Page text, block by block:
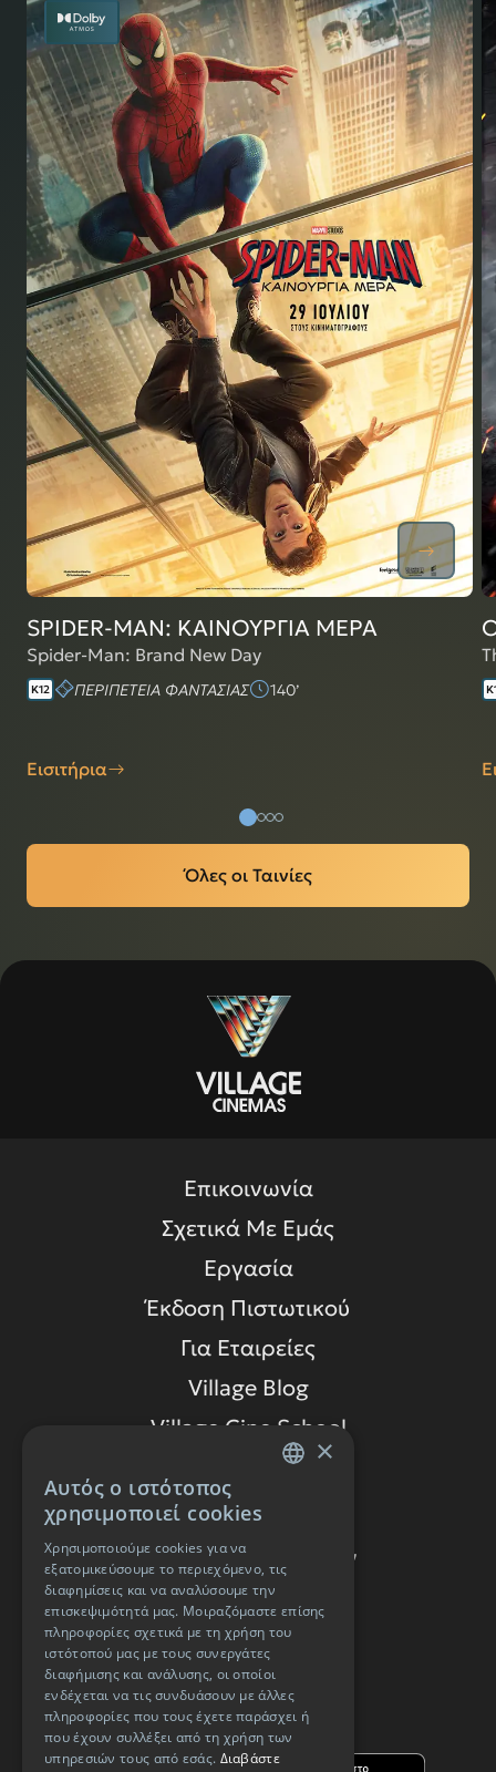
SPIDER-MAN: ΚΑΙΝΟΥΡΓΙΑ ΜΕΡΑ
Spider-Man: Brand New Day
Κ12 ΠΕΡΙΠΕΤΕΙΑ ΦΑΝΤΑΣΙΑΣ 140
Εισιτήρια
Όλες οι Ταινίες
Επικοινωνία
Σχετικά Με Εμάς
Εργασία
Έκδοση Πιστωτικού
Για Εταιρείες
Village Blog
Village Cine School
Όροι χρήσης
Πολιτική απορρήτου
Κατηγορίες Εισιτηρίων
ΕΣΠΑ
Προσφορές
Village Care
ΑΠΟΚΤΗΣΕ ΤΗΝ ΕΦΑΡΜΟΓΗ
×
Αυτός ο ιστότοπος
χρησιμοποιεί cookies
Χρησιμοποιούμε cookies για να
εξατομικεύσουμε το περιεχόμενο, τις
διαφημίσεις και να αναλύσουμε την
επισκεψιμότητά μας. Μοιραζόμαστε επίσης
πληροφορίες σχετικά με τη χρήση του
ιστότοπού μας με τους συνεργάτες
διαφήμισης και ανάλυσης, οι οποίοι
ενδέχεται να τις συνδυάσουν με άλλες
πληροφορίες που τους έχετε παράσχει ή
που έχουν συλλέξει από τη χρήση των
υπηρεσιών τους από εσάς. Διαβάστε